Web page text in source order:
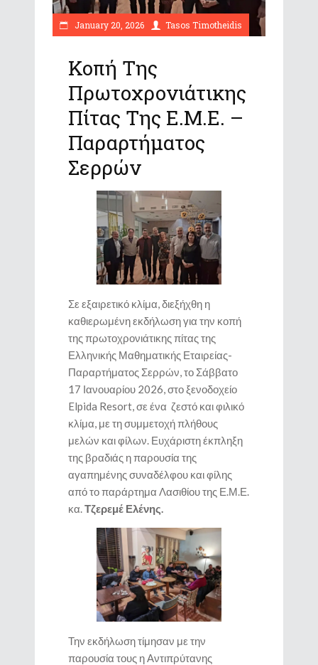
January 20, 2026 Tasos Timotheidis
Κοπή Της
Πρωτοχρονιάτικης
Πίτας Της Ε.Μ.Ε. –
Παραρτήματος
Σερρών
Σε εξαιρετικό κλίμα, διεξήχθη η
καθιερωμένη εκδήλωση για την κοπή
της πρωτοχρονιάτικης πίτας της
Ελληνικής Μαθηματικής Εταιρείας-
Παραρτήματος Σερρών, το Σάββατο
17 Ιανουαρίου 2026, στο ξενοδοχείο
Elpida Resort, σε ένα ζεστό και φιλικό
κλίμα, με τη συμμετοχή πλήθους
μελών και φίλων. Ευχάριστη έκπληξη
της βραδιάς η παρουσία της
αγαπημένης συναδέλφου και φίλης
από το παράρτημα Λασιθίου της Ε.Μ.Ε.
κα. Τζερεμέ Ελένης.
Την εκδήλωση τίμησαν με την
παρουσία τους η Αντιπρύτανης